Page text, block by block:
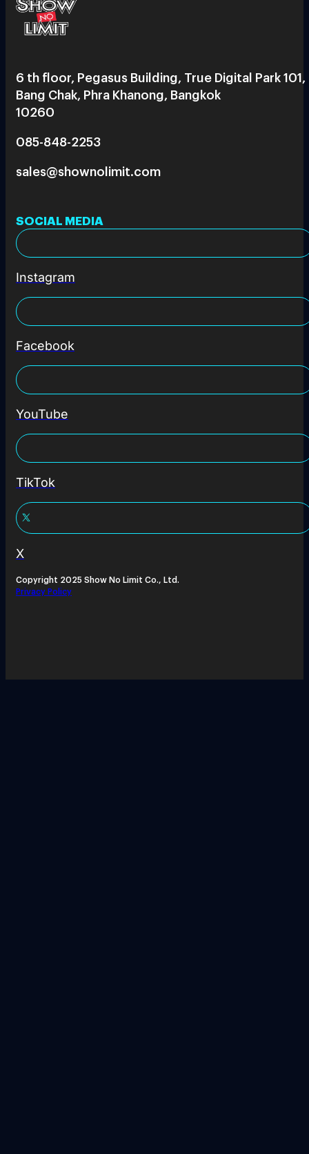
6 th floor, Pegasus Building, True Digital Park 101,
Bang Chak, Phra Khanong, Bangkok
10260
085-848-2253
sales@shownolimit.com
SOCIAL MEDIA
Instagram
Facebook
YouTube
TikTok
X
Copyright 2025 Show No Limit Co., Ltd.
Privacy Policy